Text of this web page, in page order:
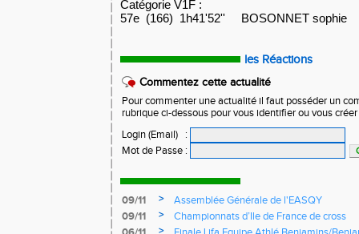
Catégorie V1F :
57e (166) 1h41'52'' BOSONNET sophie
les Réactions
Commentez cette actualité
Pour commenter une actualité il faut posséder un
rubrique ci-dessous pour vous identifier ou vous
Login (Email)
:
Mot de Passe :
09/11 >
Assemblée Générale de l'EASQY
09/11
>
Championnats d’Ile de France de cross
>